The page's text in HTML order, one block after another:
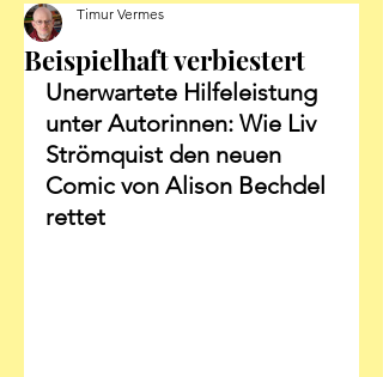
Beispielhaft verbiestert
Timur Vermes
Unerwartete Hilfeleistung
unter Autorinnen: Wie Liv
Strömquist den neuen
Comic von Alison Bechdel
rettet